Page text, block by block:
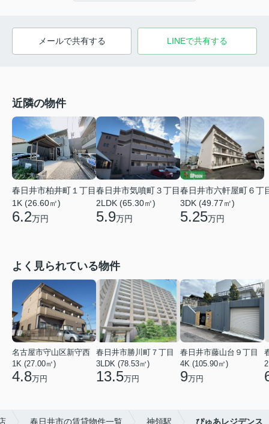
メールで共有する LINEで共有する
近隣の物件
春日井市柏井町１丁目
1K (26.60㎡)
6.2万円
春日井市気噴町３丁目
2LDK (65.30㎡)
5.9万円
春日井市六軒屋町６丁
3DK (49.77㎡)
5.25万円
よく見られている物件
名古屋市守山区新守西
1K (27.00㎡)
4.8万円
春日井市勝川町７丁目
3LDK (78.53㎡)
13.5万円
春日井市藤山台９丁目
4K (105.90㎡)
9万円
春日井市の賃貸物件一覧 神領駅 ぴゅあレジデンス